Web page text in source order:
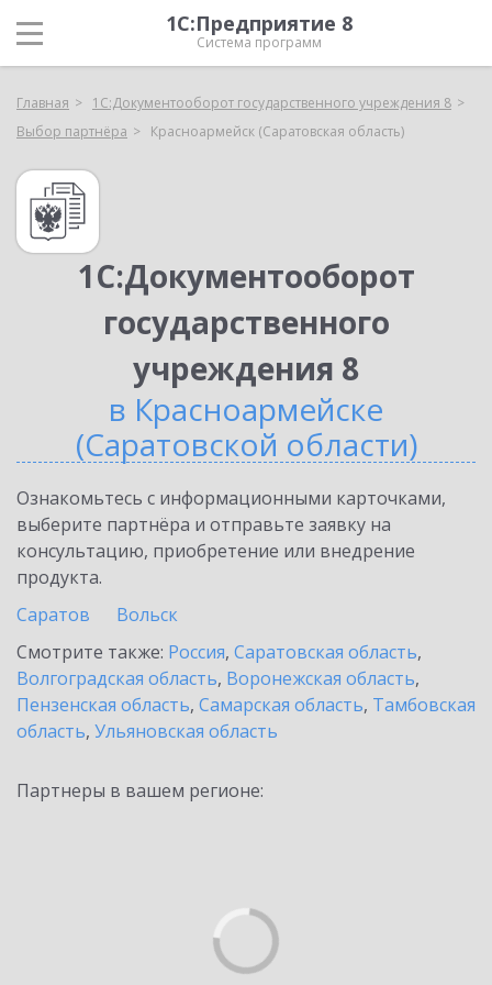
1С:Предприятие 8
Система программ
Главная
1С:Документооборот государственного учреждения 8
Выбор партнёра
Красноармейск (Саратовская область)
1С:Документооборот
государственного
учреждения 8
в Красноармейске
(Саратовской области)
Ознакомьтесь с информационными карточками,
выберите партнёра и отправьте заявку на
консультацию, приобретение или внедрение
продукта.
Саратов
Вольск
Смотрите также: Россия, Саратовская область,
Волгоградская область, Воронежская область,
Пензенская область, Самарская область, Тамбовская
область, Ульяновская область
Партнеры в вашем регионе: